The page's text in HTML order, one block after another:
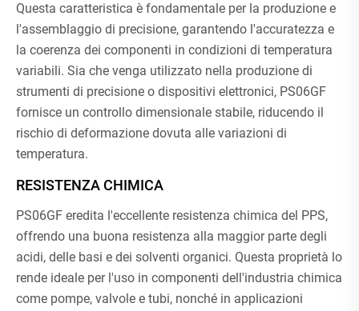
Questa caratteristica è fondamentale per la produzione e
l'assemblaggio di precisione, garantendo l'accuratezza e
la coerenza dei componenti in condizioni di temperatura
variabili. Sia che venga utilizzato nella produzione di
strumenti di precisione o dispositivi elettronici, PS06GF
fornisce un controllo dimensionale stabile, riducendo il
rischio di deformazione dovuta alle variazioni di
temperatura.
RESISTENZA CHIMICA
PS06GF eredita l'eccellente resistenza chimica del PPS,
offrendo una buona resistenza alla maggior parte degli
acidi, delle basi e dei solventi organici. Questa proprietà lo
rende ideale per l'uso in componenti dell'industria chimica
come pompe, valvole e tubi, nonché in applicazioni